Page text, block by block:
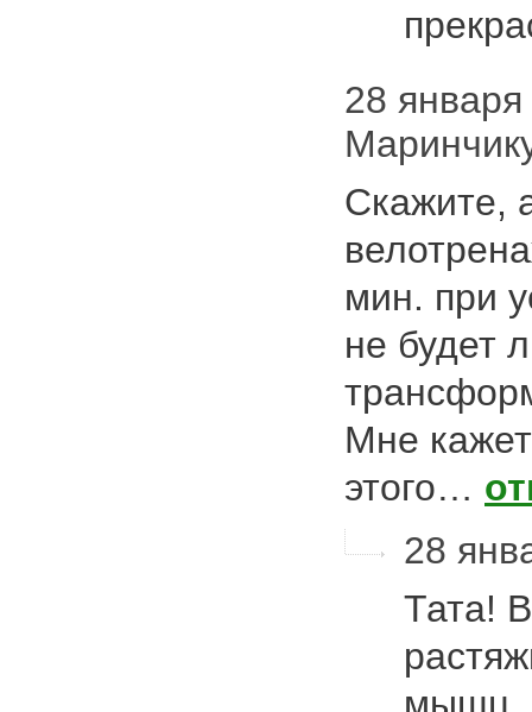
28 января
Скажите,
мин. при
не будет
Мне
этого…
28
Тата!